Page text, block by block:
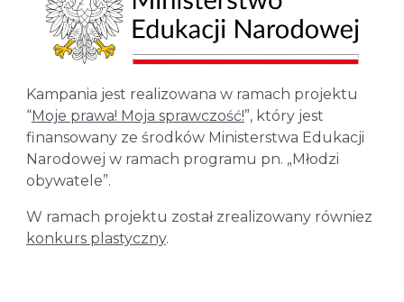
Kampania jest realizowana w ramach projektu
“Moje prawa! Moja sprawczość!”, który jest
finansowany ze środków Ministerstwa Edukacji
Narodowej w ramach programu pn. „Młodzi
obywatele”.
W ramach projektu został zrealizowany równiez
konkurs plastyczny.